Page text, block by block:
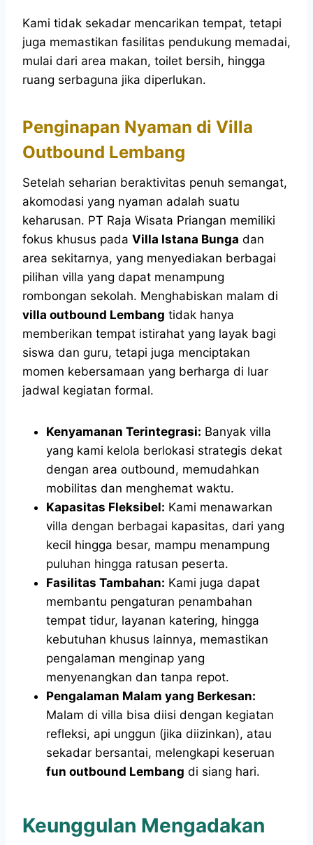
Kami tidak sekadar mencarikan tempat, tetapi
juga memastikan fasilitas pendukung memadai,
mulai dari area makan, toilet bersih, hingga
ruang serbaguna jika diperlukan.
Penginapan Nyaman di Villa
Outbound Lembang
Setelah seharian beraktivitas penuh semangat,
akomodasi yang nyaman adalah suatu
keharusan. PT Raja Wisata Priangan memiliki
fokus khusus pada Villa Istana Bunga dan
area sekitarnya, yang menyediakan berbagai
pilihan villa yang dapat menampung
rombongan sekolah. Menghabiskan malam di
villa outbound Lembang tidak hanya
memberikan tempat istirahat yang layak bagi
siswa dan guru, tetapi juga menciptakan
momen kebersamaan yang berharga di luar
jadwal kegiatan formal.
Kenyamanan Terintegrasi: Banyak villa
yang kami kelola berlokasi strategis dekat
dengan area outbound, memudahkan
mobilitas dan menghemat waktu.
Kapasitas Fleksibel: Kami menawarkan
villa dengan berbagai kapasitas, dari yang
kecil hingga besar, mampu menampung
puluhan hingga ratusan peserta.
Fasilitas Tambahan: Kami juga dapat
membantu pengaturan penambahan
tempat tidur, layanan katering, hingga
kebutuhan khusus lainnya, memastikan
pengalaman menginap yang
menyenangkan dan tanpa repot.
Pengalaman Malam yang Berkesan:
Malam di villa bisa diisi dengan kegiatan
refleksi, api unggun (jika diizinkan), atau
sekadar bersantai, melengkapi keseruan
fun outbound Lembang di siang hari.
Keunggulan Mengadakan